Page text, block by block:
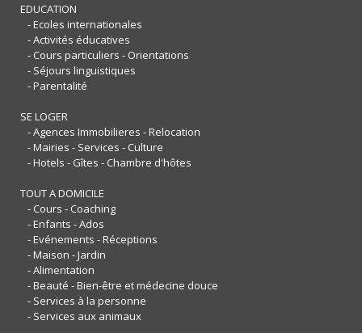
EDUCATION
- Ecoles internationales
- Activités éducatives
- Cours particuliers - Orientations
- Séjours linguistiques
- Parentalité
SE LOGER
- Agences Immobilieres - Relocation
- Mairies - Services - Culture
- Hotels - Gîtes - Chambre d'hôtes
TOUT A DOMICILE
- Cours - Coaching
- Enfants - Ados
- Evénements - Réceptions
- Maison - Jardin
- Alimentation
- Beauté - Bien-être et médecine douce
- Services à la personne
- Services aux animaux